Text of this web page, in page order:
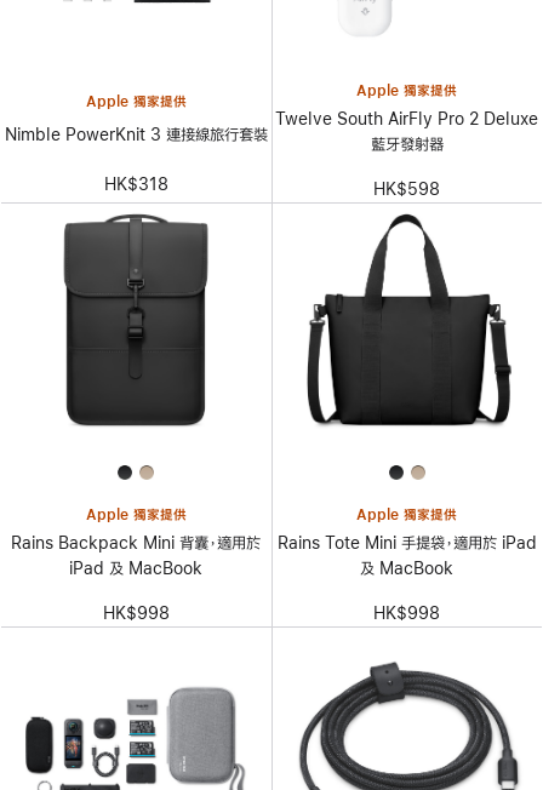
Apple 獨家提供
Nimble PowerKnit 3 連接線旅行套裝
HK$318
Apple 獨家提供
Twelve South AirFly Pro 2 Deluxe
藍牙發射器
HK$598
Apple 獨家提供
Rains Backpack Mini 背囊，適用於
iPad 及 MacBook
HK$998
Apple 獨家提供
Rains Tote Mini 手提袋，適用於 iPad
及 MacBook
HK$998